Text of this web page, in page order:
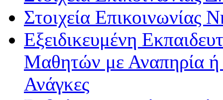
Στοιχεία Επικοινωνίας
Εξειδικευμένη
Μαθητών με Αναπηρία ή /
Ανάγκες